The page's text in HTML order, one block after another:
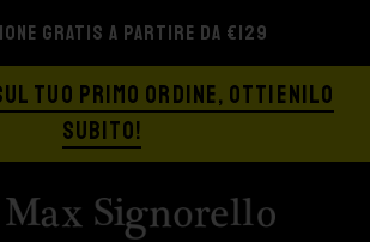
GRATIS A PARTIRE DA €129
TUO PRIMO ORDINE, OTTIENILO
SUBITO!